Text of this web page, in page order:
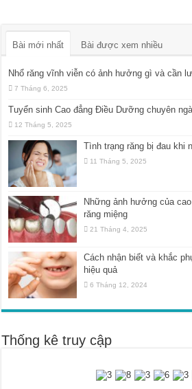
Bài mới nhất Bài được xem nhiều
Nhổ răng vĩnh viễn có ảnh hưởng gì và cần
7 Tháng 6, 2025
Tuyển sinh Cao đẳng Điều Dưỡng chuyên
12 Tháng 5, 2025
Tình trạng răng bị đau khi
11 Tháng 5, 2025
Những ảnh hưởng của
răng miệng
21 Tháng 4, 2025
Cách nhận biết và khắc
hiệu quả
6 Tháng 12, 2024
Thống kê truy cập